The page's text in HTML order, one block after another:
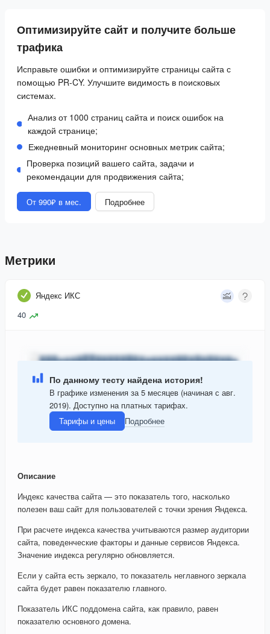
Оптимизируйте сайт и получите больше
трафика
Исправьте ошибки и оптимизируйте страницы сайта с
помощью PR-CY. Улучшите видимость в поисковых
системах.
Анализ от 1000 страниц сайта и поиск ошибок на
каждой странице;
Ежедневный мониторинг основных метрик сайта;
Проверка позиций вашего сайта, задачи и
рекомендации для продвижения сайта;
От 990₽ в мес. Подробнее
Метрики
Яндекс ИКС
40
По данному тесту найдена история!
В графике изменения за 5 месяцев (начиная с авг.
2019). Доступно на платных тарифах.
Тарифы и цены
Подробнее
Описание
Индекс качества сайта — это показатель того, насколько
полезен ваш сайт для пользователей с точки зрения Яндекса.
При расчете индекса качества учитываются размер аудитории
сайта, поведенческие факторы и данные сервисов Яндекса.
Значение индекса регулярно обновляется.
Если у сайта есть зеркало, то показатель неглавного зеркала
сайта будет равен показателю главного.
Показатель ИКС поддомена сайта, как правило, равен
показателю основного домена.